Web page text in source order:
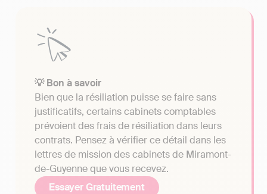
💡 Bon à savoir
Bien que la résiliation puisse se faire sans
justificatifs, certains cabinets comptables
prévoient des frais de résiliation dans leurs
contrats. Pensez à vérifier ce détail dans les
lettres de mission des cabinets de Miramont-
de-Guyenne que vous recevez.
Essayer Gratuitement